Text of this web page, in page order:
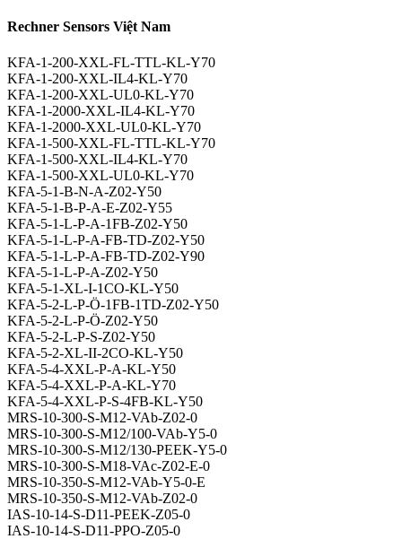
Rechner Sensors Việt Nam
KFA-1-200-XXL-FL-TTL-KL-Y70
KFA-1-200-XXL-IL4-KL-Y70
KFA-1-200-XXL-UL0-KL-Y70
KFA-1-2000-XXL-IL4-KL-Y70
KFA-1-2000-XXL-UL0-KL-Y70
KFA-1-500-XXL-FL-TTL-KL-Y70
KFA-1-500-XXL-IL4-KL-Y70
KFA-1-500-XXL-UL0-KL-Y70
KFA-5-1-B-N-A-Z02-Y50
KFA-5-1-B-P-A-E-Z02-Y55
KFA-5-1-L-P-A-1FB-Z02-Y50
KFA-5-1-L-P-A-FB-TD-Z02-Y50
KFA-5-1-L-P-A-FB-TD-Z02-Y90
KFA-5-1-L-P-A-Z02-Y50
KFA-5-1-XL-I-1CO-KL-Y50
KFA-5-2-L-P-Ö-1FB-1TD-Z02-Y50
KFA-5-2-L-P-Ö-Z02-Y50
KFA-5-2-L-P-S-Z02-Y50
KFA-5-2-XL-II-2CO-KL-Y50
KFA-5-4-XXL-P-A-KL-Y50
KFA-5-4-XXL-P-A-KL-Y70
KFA-5-4-XXL-P-S-4FB-KL-Y50
MRS-10-300-S-M12-VAb-Z02-0
MRS-10-300-S-M12/100-VAb-Y5-0
MRS-10-300-S-M12/130-PEEK-Y5-0
MRS-10-300-S-M18-VAc-Z02-E-0
MRS-10-350-S-M12-VAb-Y5-0-E
MRS-10-350-S-M12-VAb-Z02-0
IAS-10-14-S-D11-PEEK-Z05-0
IAS-10-14-S-D11-PPO-Z05-0